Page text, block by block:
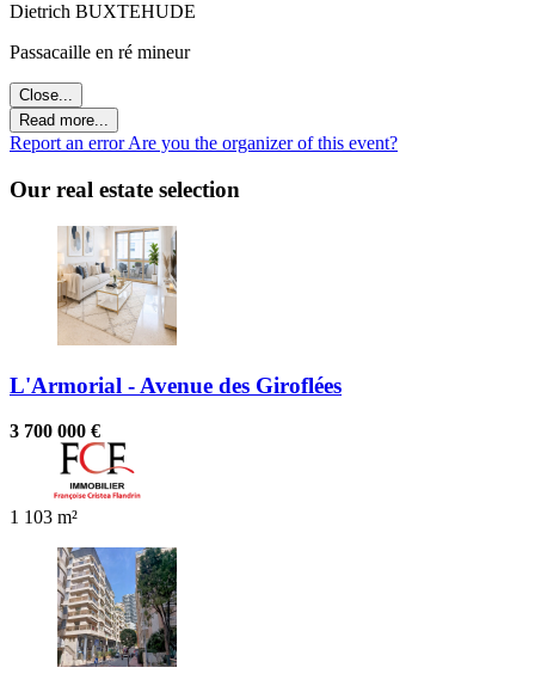
Dietrich BUXTEHUDE
Passacaille en ré mineur
Close...
Read more...
Report an errorAre you the organizer of this event?
Our real estate selection
L'Armorial - Avenue des Giroflées
3 700 000 €
1 103 m²